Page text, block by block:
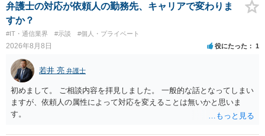
弁護士の対応が依頼人の勤務先、キャリアで変わりま
すか？
#IT・通信業界 #示談 #個人・プライベート
2026年8月8日 役にたった 1
若井 亮 弁護士
初めまして。 ご相談内容を拝見しました。 一般的な話となってしまい
ますが、依頼人の属性によって対応を変えることは無いかと思いま
す。